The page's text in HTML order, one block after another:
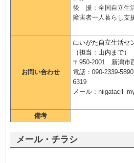
後 援：全国自立生
障害者一人暮らし支
お問い合わせ
にいがた自立生活セ
（担当：山内まで）
〒 950-2001 新潟市
電話： 090-2339-5890
6319
メ ール：
備考
メール・チラシ